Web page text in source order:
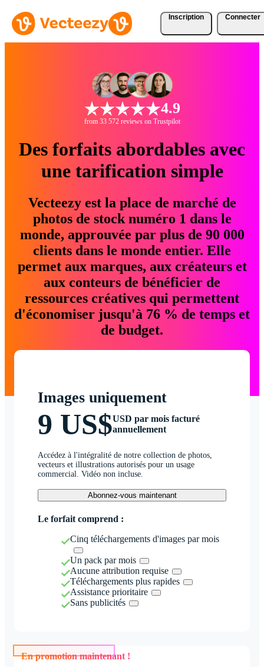
Inscription Connecter
4.9
from 33 572 reviews on Trustpilot
Des forfaits abordables avec
une tarification simple
Vecteezy est la place de marché de
photos de stock numéro 1 dans le
monde, approuvée par plus de 90 000
clients dans le monde entier. Elle
permet aux marques, aux créateurs et
aux conteurs de bénéficier de
ressources créatives qui permettent
d'économiser jusqu'à 76 % de temps et
de budget.
Images uniquement
9 US$USD par mois facturé
annuellement
Accédez à l'intégralité de notre collection de photos,
vecteurs et illustrations autorisés pour un usage
commercial. Vidéo non incluse.
Abonnez-vous maintenant
Le forfait comprend :
Cinq téléchargements d'images par mois
Un pack par mois
Aucune attribution requise
Téléchargements plus rapides
Assistance prioritaire
Sans publicités
En promotion maintenant !